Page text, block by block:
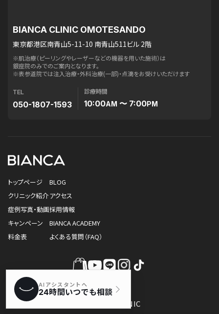
BIANCA CLINIC OMOTESANDO
東京都港区南青山5-11-10 南青山511ビル 2階
※肌治療（ピーリングやレーザーなどの機器を用いた施術）は
銀座院のみでのご案内となります。
※表参道院では注入治療・外科治療(一部)・点滴をお受けいただけます
TEL
050-1807-1593
診療時間
10:00AM 〜 7:00PM
トップページ
クリニック紹介
症例写真・動画
キャンペーン
料金表
BLOG
アクセス
採用情報
BIANCA ACADEMY
よくある質問（FAQ）
© BIANCA CLINIC